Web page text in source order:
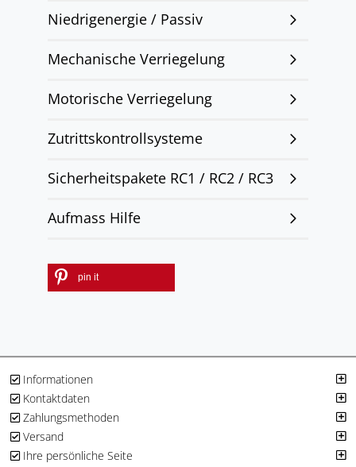
Niedrigenergie / Passiv
Mechanische Verriegelung
Motorische Verriegelung
Zutrittskontrollsysteme
Sicherheitspakete RC1 / RC2 / RC3
Aufmass Hilfe
pin it
Informationen
Kontaktdaten
Zahlungsmethoden
Versand
Ihre persönliche Seite